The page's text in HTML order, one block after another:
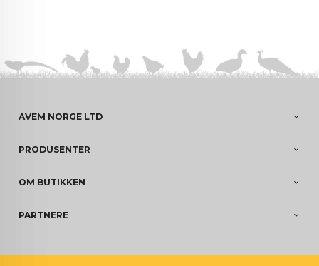
AVEM NORGE LTD
PRODUSENTER
OM BUTIKKEN
PARTNERE